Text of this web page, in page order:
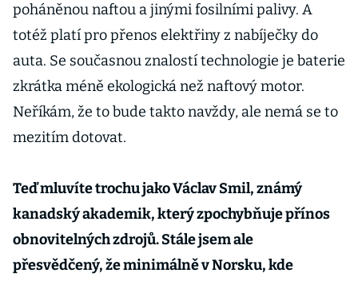
poháněnou naftou a jinými fosilními palivy. A
totéž platí pro přenos elektřiny z nabíječky do
auta. Se současnou znalostí technologie je baterie
zkrátka méně ekologická než naftový motor.
Neříkám, že to bude takto navždy, ale nemá se to
mezitím dotovat.
Teď mluvíte trochu jako Václav Smil, známý
kanadský akademik, který zpochybňuje přínos
obnovitelných zdrojů. Stále jsem ale
přesvědčený, že minimálně v Norsku, kde